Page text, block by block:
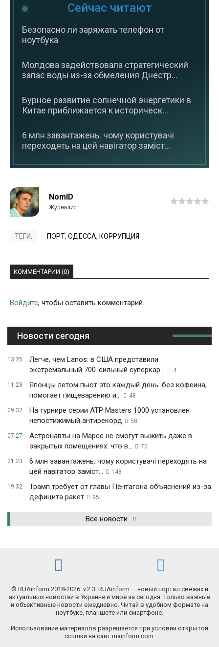
Сейчас читают
Безопасно ли заряжать телефон от
ноутбука
Молдова задействовала стратегический
запас воды из-за обмеления Днестр...
Бурное развитие солнечной энергетики в
Китае приближается к историческ...
6 млн завантажень: чому користувачі
переходять на цей навігатор заміст...
NomID
ТЕГИ: ПОРТ, ОДЕССА, КОРРУПЦИЯ
КОММЕНТАРИИ (0)
Войдите, чтобы оставить комментарий.
Новости сегодня
13:25
Легче, чем Lanos: в США представили
экстремальный 700-сильный суперкар...
4
11:23
Японцы летом пьют это каждый день: без кофеина,
помогает пищеварению и...
48
09:32
На турнире серии ATP Masters 1000 установлен
непостижимый антирекорд
58
07:27
Астронавты на Марсе не смогут выжить даже в
закрытых помещениях: что в...
70
21:23
6 млн завантажень: чому користувачі переходять на
цей навігатор заміст...
148
19:32
Трамп требует от главы Пентагона объяснений из-за
дефицита ракет
95
Все новости
© RUAinform 2018-2026. v.2.3. RUAinform — новый портал свежих и
актуальных новостей в Украине и мире за сегодня. Только важные
и объективные новости ежедневно. Читай в удобном формате на
ноутбуке, планшете или смартфоне.
Использование материалов разрешается при условии открытой
ссылки на сайт ruainform.com.